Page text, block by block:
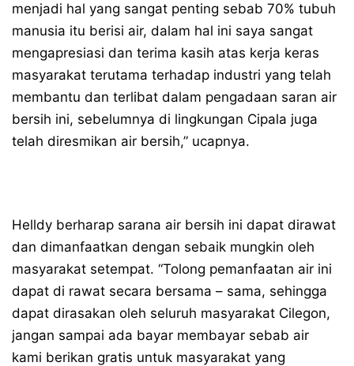
menjadi hal yang sangat penting sebab 70% tubuh
manusia itu berisi air, dalam hal ini saya sangat
mengapresiasi dan terima kasih atas kerja keras
masyarakat terutama terhadap industri yang telah
membantu dan terlibat dalam pengadaan saran air
bersih ini, sebelumnya di lingkungan Cipala juga
telah diresmikan air bersih,” ucapnya.
Helldy berharap sarana air bersih ini dapat dirawat
dan dimanfaatkan dengan sebaik mungkin oleh
masyarakat setempat. “Tolong pemanfaatan air ini
dapat di rawat secara bersama – sama, sehingga
dapat dirasakan oleh seluruh masyarakat Cilegon,
jangan sampai ada bayar membayar sebab air
kami berikan gratis untuk masyarakat yang